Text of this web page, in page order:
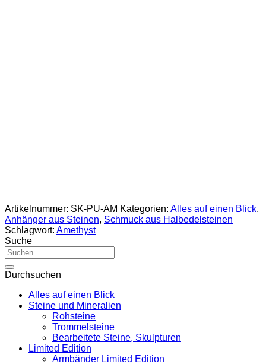
Artikelnummer: SK-PU-AM Kategorien: Alles auf einen Blick,
Anhänger aus Steinen, Schmuck aus Halbedelsteinen
Schlagwort: Amethyst
Suche
Suche
nach:
Durchsuchen
Alles auf einen Blick
Steine und Mineralien
Rohsteine
Trommelsteine
Bearbeitete Steine, Skulpturen
Limited Edition
Armbänder Limited Edition